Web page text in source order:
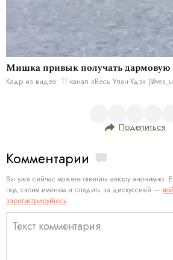
Мишка привык получать
Кадр из видео: ТГ-канал «Весь Улан-Удэ»
Поделиться
Комментарии
Вы уже сейчас можете ответить автору анонимно.
под своим именем и следить за дискуссией —
зарегистрируйтесь